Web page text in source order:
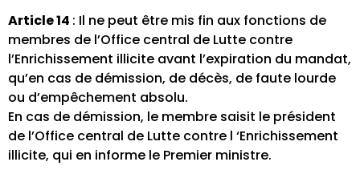
Article 14 : Il ne peut être mis fin aux fonctions de
membres de l’Office central de Lutte contre
l’Enrichissement illicite avant l’expiration du mandat,
qu’en cas de démission, de décès, de faute lourde
ou d’empêchement absolu.
En cas de démission, le membre saisit le président
de l’Office central de Lutte contre l ‘Enrichissement
illicite, qui en informe le Premier ministre.